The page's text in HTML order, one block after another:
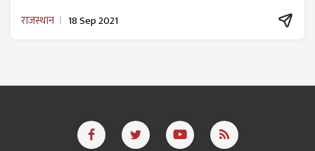
राजस्थान 18 Sep 2021